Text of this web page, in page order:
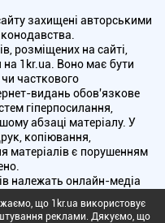
захищені авторськими
розміщених на сайті,
1kr.ua. Воно має бути
часткового
видань обов'язкове
гіперпосилання,
абзаці матеріалу. У
копіювання,
матеріалів є порушенням
належать онлайн-медіа
і радіомовлення.
що 1kr.ua використовує
реклами. Дякуємо, що